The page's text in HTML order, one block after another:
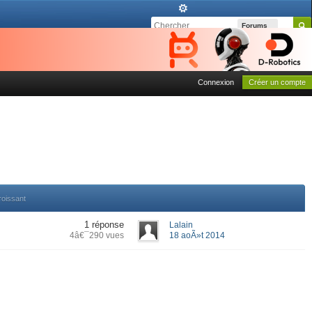
Forums
Connexion Créer un compte
1 réponse
4â€¯290 vues
Lalain
18 aoÃ»t 2014